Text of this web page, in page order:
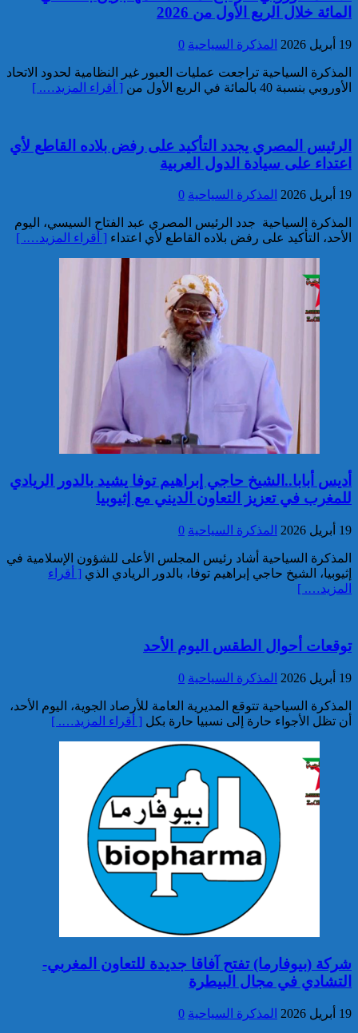
توقيف مواطن فرنسي من أصول
القبض صادر عن السلطات
إيفاد لجنة للبحث في ملابسات
وفاة 5 أشخاص بورش بناء سد
المختار السوسي
توقيف مواطن أجنبي مبحوث عنه
بموجب أمر دولي بإلقاء القبض
إدارة السجن المحلي واد زم تفند
مزاعم بخصوص وفاة سجين
إجهاض محاولة لتهريب أزيد من
3.5 أطنان من مخدر الشيرا بمعبر
الكركارات
إجهاض عملية للتهريب الدولي
لثلاثة أطنان و960 كيلوغراما من
المائة خلال الربع الأول من 2026
19 أبريل 2026 المذكرة السياحية 0
المذكرة السياحية تراجعت عمليات العبور غير النظامية لحدود الاتحاد
الأوروبي بنسبة 40 بالمائة في الربع الأول من
[ أقراء المزيد…. ]
الرئيس المصري يجدد التأكيد على رفض بلاده القاطع لأي
اعتداء على سيادة الدول العربية
19 أبريل 2026 المذكرة السياحية 0
المذكرة السياحية جدد الرئيس المصري عبد الفتاح السيسي، اليوم
الأحد، التأكيد على رفض بلاده القاطع لأي اعتداء [ أقراء المزيد…. ]
أديس أبابا..الشيخ حاجي إبراهيم توفا يشيد بالدور الريادي
للمغرب في تعزيز التعاون الديني مع إثيوبيا
19 أبريل 2026 المذكرة السياحية 0
المذكرة السياحية أشاد رئيس المجلس الأعلى للشؤون الإسلامية في
إثيوبيا، الشيخ حاجي إبراهيم توفا، بالدور الريادي الذي [ أقراء
المزيد…. ]
توقعات أحوال الطقس اليوم الأحد
19 أبريل 2026 المذكرة السياحية 0
المذكرة السياحية تتوقع المديرية العامة للأرصاد الجوية، اليوم الأحد،
أن تظل الأجواء حارة إلى نسبيا حارة بكل [ أقراء المزيد…. ]
شركة (بيوفارما) تفتح آفاقا جديدة للتعاون المغربي-
التشادي في مجال البيطرة
19 أبريل 2026 المذكرة السياحية 0